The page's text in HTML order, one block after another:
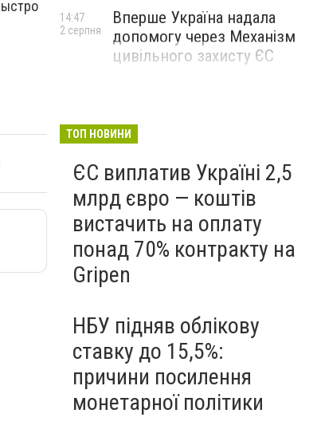
Вперше Україна надала
допомогу через Механізм
цивільного захисту ЄС
14:47
2 серпня
ТОП НОВИНИ
ЄС виплатив Україні 2,5
млрд євро — коштів
вистачить на оплату
понад 70% контракту на
Gripen
НБУ підняв облікову
ставку до 15,5%:
причини посилення
монетарної політики